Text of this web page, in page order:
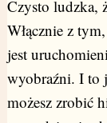
Czysto ludzka,
Włącznie z
jest
wyobraźni. I to
możesz zrobić